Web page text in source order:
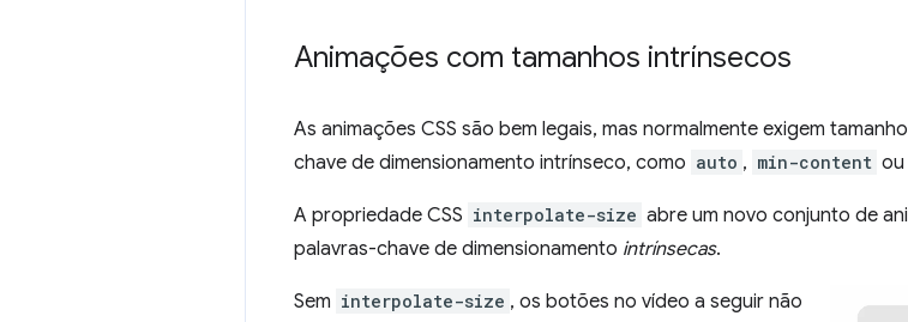
Animações com tamanhos intrínsecos
As animações CSS são bem legais, mas normalmente exigem
chave de dimensionamento intrínseco, como auto , min-content ou
A propriedade CSS interpolate-size abre um novo conjunto de
palavras-chave de dimensionamento intrínsecas.
Sem interpolate-size , os botões no vídeo a seguir não